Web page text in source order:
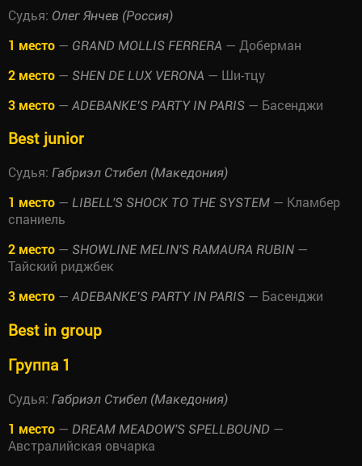
Судья: Олег Янчев (Россия)
1 место — GRAND MOLLIS FERRERA — Доберман
2 место — SHEN DE LUX VERONA — Ши-тцу
3 место — ADEBANKE’S PARTY IN PARIS — Басенджи
Best junior
Судья: Габриэл Стибел (Македония)
1 место — LIBELL'S SHOCK TO THE SYSTEM — Кламбер
спаниель
2 место — SHOWLINE MELIN'S RAMAURA RUBIN —
Тайский риджбек
3 место — ADEBANKE’S PARTY IN PARIS — Басенджи
Best in group
Группа 1
Судья: Габриэл Стибел (Македония)
1 место — DREAM MEADOW'S SPELLBOUND —
Австралийская овчарка